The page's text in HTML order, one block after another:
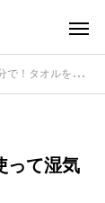
気を吸い取る簡単なお手入れ
って湿気